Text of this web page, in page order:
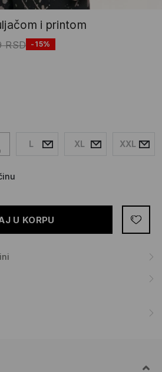
i printom
RSD -15%
L XL XXL
U KORPU